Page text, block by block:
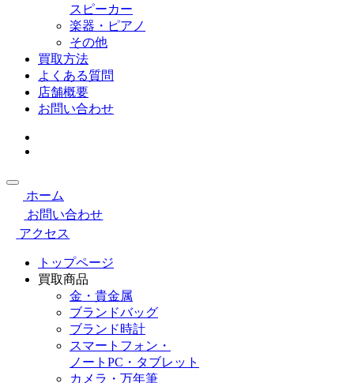
スピーカー
楽器・ピアノ
その他
買取方法
よくある質問
店舗概要
お問い合わせ
ホーム
お問い合わせ
アクセス
トップページ
買取商品
金・貴金属
ブランドバッグ
ブランド時計
スマートフォン・
ノートPC・タブレット
カメラ・万年筆